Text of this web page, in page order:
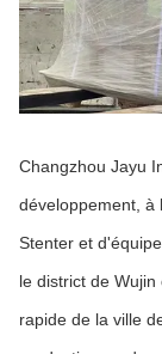
Changzhou Jayu
développement, à
Stenter et
le district de
rapide de la ville